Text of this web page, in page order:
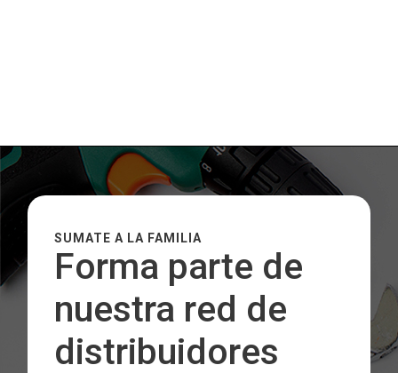
SUMATE A LA FAMILIA
Forma parte de
nuestra red de
distribuidores